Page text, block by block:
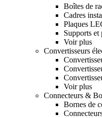
Boîtes de
Cadres
Plaques
Supports
Voir plus
Convertisseurs
Voir plus
Connecteurs &
Bornes de